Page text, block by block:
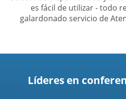
es fácil de utilizar - todo
galardonado servicio de
Líderes en